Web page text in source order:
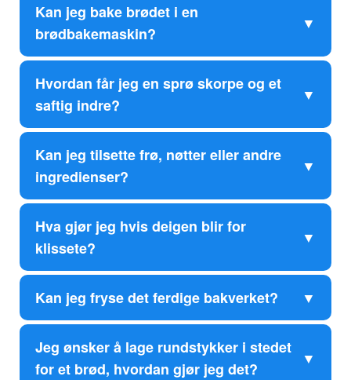
Kan jeg bake brødet i en
brødbakemaskin?
Hvordan får jeg en sprø skorpe og et
saftig indre?
Kan jeg tilsette frø, nøtter eller andre
ingredienser?
Hva gjør jeg hvis deigen blir for
klissete?
Kan jeg fryse det ferdige bakverket?
Jeg ønsker å lage rundstykker i stedet
for et brød, hvordan gjør jeg det?